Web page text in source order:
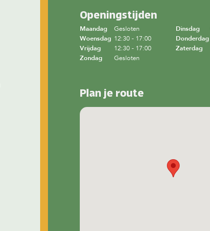
Openingstijden
Maandag Gesloten Dinsdag
Woensdag 12:30 - 17:00 Donderdag
Vrijdag
12:30 - 17:00 Zaterdag
Zondag
Gesloten
Plan je route